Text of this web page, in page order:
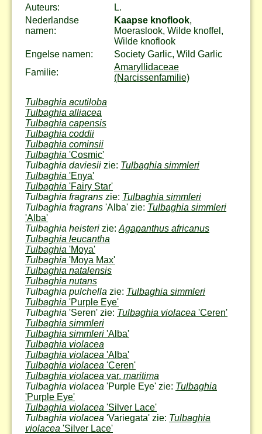
Auteurs:
L.
Nederlandse
namen:
Kaapse knoflook,
Moeraslook, Wilde knoffel,
Wilde knoflook
Engelse namen:
Society Garlic, Wild Garlic
Familie:
Amaryllidaceae
(Narcissenfamilie)
Tulbaghia acutiloba
Tulbaghia alliacea
Tulbaghia capensis
Tulbaghia coddii
Tulbaghia cominsii
Tulbaghia 'Cosmic'
Tulbaghia daviesii zie: Tulbaghia simmleri
Tulbaghia 'Enya'
Tulbaghia 'Fairy Star'
Tulbaghia fragrans zie: Tulbaghia simmleri
Tulbaghia fragrans 'Alba' zie: Tulbaghia simmleri
'Alba'
Tulbaghia heisteri zie: Agapanthus africanus
Tulbaghia leucantha
Tulbaghia 'Moya'
Tulbaghia 'Moya Max'
Tulbaghia natalensis
Tulbaghia nutans
Tulbaghia pulchella zie: Tulbaghia simmleri
Tulbaghia 'Purple Eye'
Tulbaghia 'Seren' zie: Tulbaghia violacea 'Ceren'
Tulbaghia simmleri
Tulbaghia simmleri 'Alba'
Tulbaghia violacea
Tulbaghia violacea 'Alba'
Tulbaghia violacea 'Ceren'
Tulbaghia violacea var. maritima
Tulbaghia violacea 'Purple Eye' zie: Tulbaghia
'Purple Eye'
Tulbaghia violacea 'Silver Lace'
Tulbaghia violacea 'Variegata' zie: Tulbaghia
violacea 'Silver Lace'